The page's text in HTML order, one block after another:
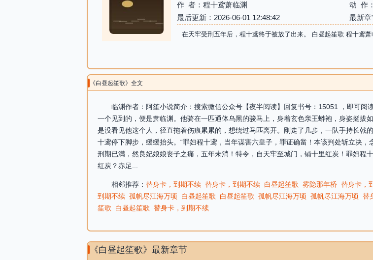
作 者：程十鸢萧临渊 动 作：
最后更新：2026-06-01 12:48:42
最新章
在天牢受刑五年后，程十鸢终于被放了出来。 白昼起笙歌 程十鸢
《白昼起笙歌》全文
临渊作者：阿笙小说简介：搜索微信公众号【夜半阅读】回复书号：15051 ，即可
一个见到的，便是萧临渊。他骑在一匹通体乌黑的骏马上，身着玄色亲王蟒袍，身姿挺拔
是没看见他这个人，径直拖着伤痕累累的，想绕过马匹离开。刚走了几步，一队手持长戟
十鸢停下脚步，缓缓抬头。“罪妇程十鸢，当年谋害六皇子，罪证确凿！本该判处斩立决
刑期已满，然良妃娘娘丧子之痛，五年未消！特令，自天牢至城门，铺十里红炭！罪妇程
红炭？赤足...
相邻推荐： 替身卡，到期不续 替身卡，到期不续 白昼起笙歌 雾隐那年桥 替身卡，
到期不续 孤帆尽江海万顷 白昼起笙歌 白昼起笙歌 孤帆尽江海万顷 孤帆尽江海万顷 替
笙歌
白昼起笙歌 替身卡，到期不续
《白昼起笙歌》最新章节